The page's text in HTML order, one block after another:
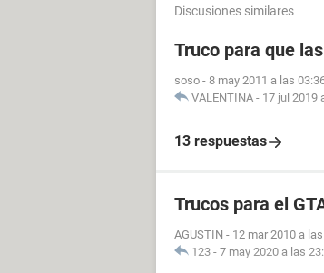
Discusiones similares
Truco para que
soso - 8 may 2011 a las
VALENTINA - 17 jul 2019
13 respuestas
Trucos para el
AGUSTIN - 12 mar 2010 a
123 - 7 may 2020 a las